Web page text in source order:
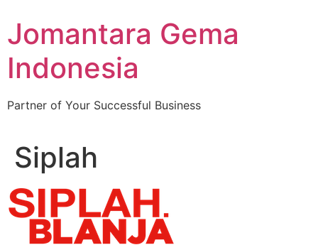
content
Jomantara Gema
Indonesia
Partner of Your Successful Business
Siplah